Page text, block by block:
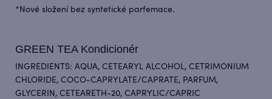
*Nové složení bez syntetické parfemace.
GREEN TEA Kondicionér
INGREDIENTS: AQUA, CETEARYL ALCOHOL, CETRIMONIUM
CHLORIDE, COCO-CAPRYLATE/CAPRATE, PARFUM,
GLYCERIN, CETEARETH-20, CAPRYLIC/CAPRIC